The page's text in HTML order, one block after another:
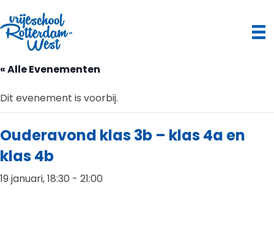
« Alle Evenementen
Dit evenement is voorbij.
Ouderavond klas 3b – klas 4a en
klas 4b
19 januari, 18:30 - 21:00